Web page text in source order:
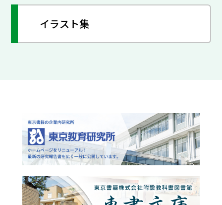
イラスト集